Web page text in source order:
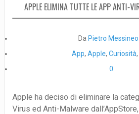
APPLE ELIMINA TUTTE LE APP ANTI-
Da Pietro
App,Apple,Curiosità
0
Apple ha deciso di eliminare la
Virus ed Anti-Malware